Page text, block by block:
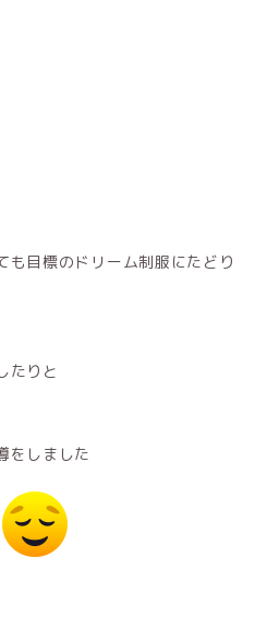
も目標のドリーム制服にたどり
たりと
をしました